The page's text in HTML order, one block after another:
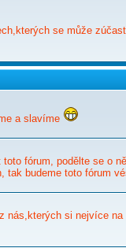
se může
a slavíme
fórum, podělte se o
tak budeme toto fórum
nás,kterých si nejvíce na